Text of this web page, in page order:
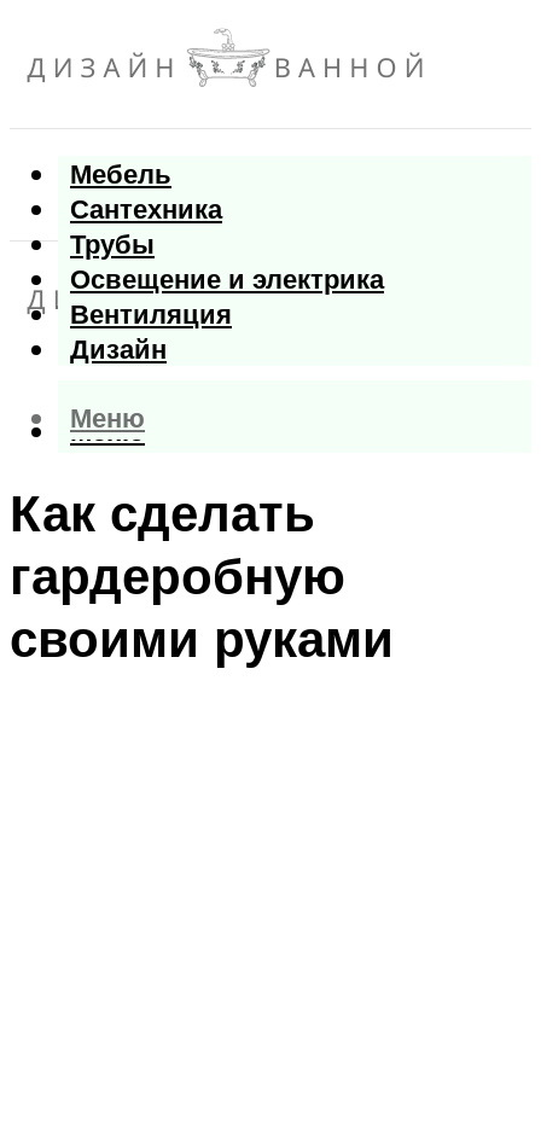
Мебель
Сантехника
Трубы
Освещение и электрика
Вентиляция
Дизайн
Меню
Меню
Как сделать
гардеробную
своими руками